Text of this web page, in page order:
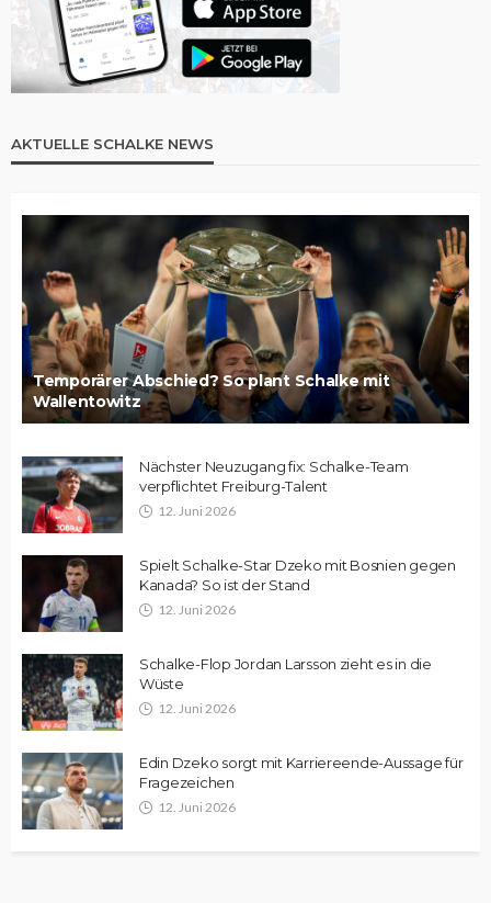
AKTUELLE SCHALKE NEWS
Temporärer Abschied? So plant Schalke mit
Wallentowitz
Nächster Neuzugang fix: Schalke-Team
verpflichtet Freiburg-Talent
12. Juni 2026
Spielt Schalke-Star Dzeko mit Bosnien gegen
Kanada? So ist der Stand
12. Juni 2026
Schalke-Flop Jordan Larsson zieht es in die
Wüste
12. Juni 2026
Edin Dzeko sorgt mit Karriereende-Aussage für
Fragezeichen
12. Juni 2026